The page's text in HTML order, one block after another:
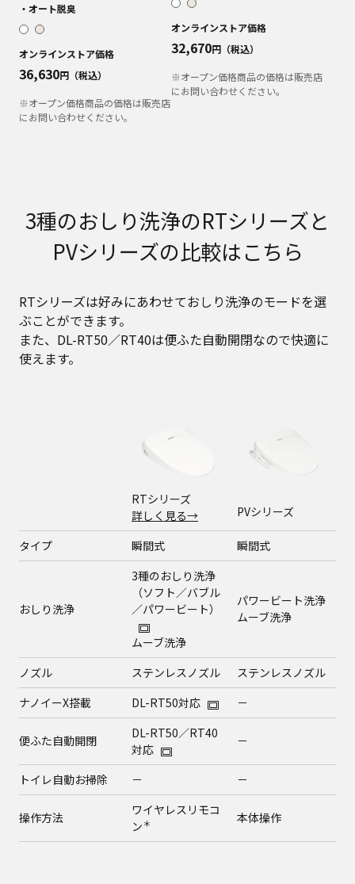
・オート脱臭
オンラインストア価格
36,630円（税込）
※オープン価格商品の価格は販売店
にお問い合わせください。
オンラインストア価格
32,670円（税込）
※オープン価格商品の価格は販売店
にお問い合わせください。
3種のおしり洗浄のRTシリーズと
PVシリーズの比較はこちら
RTシリーズは好みにあわせておしり洗浄のモードを選
ぶことができます。
また、DL-RT50／RT40は便ふた自動開閉なので快適に
使えます。
RTシリーズ
詳しく見る→
PVシリーズ
タイプ 瞬間式 瞬間式
おしり洗浄
3種のおしり洗浄
（ソフト／バブル
／パワービート）
ムーブ洗浄
パワービート洗浄
ムーブ洗浄
ノズル ステンレスノズル
ステンレスノズル
ナノイーX搭載
DL-RT50対応 －
便ふた自動開閉
DL-RT50／RT40
対応
－
トイレ自動お掃除 － －
操作方法
ワイヤレスリモコ
ン ＊ 本体操作